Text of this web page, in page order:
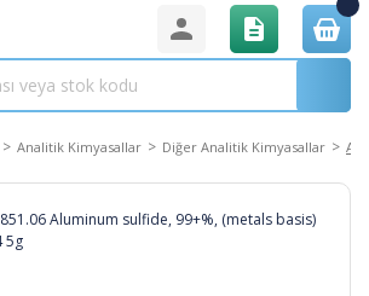
Analitik Kimyasallar Diğer Analitik Kimyasallar